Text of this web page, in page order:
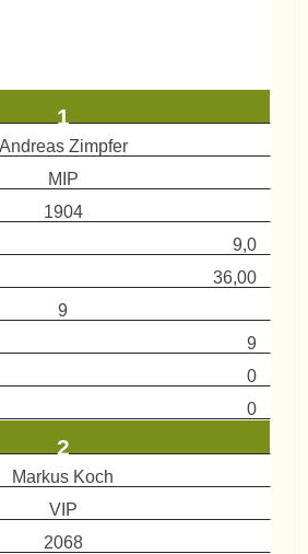
1
Andreas Zimpfer
MIP
1904
9,0
36,00
9
9
0
0
2
Markus Koch
VIP
2068